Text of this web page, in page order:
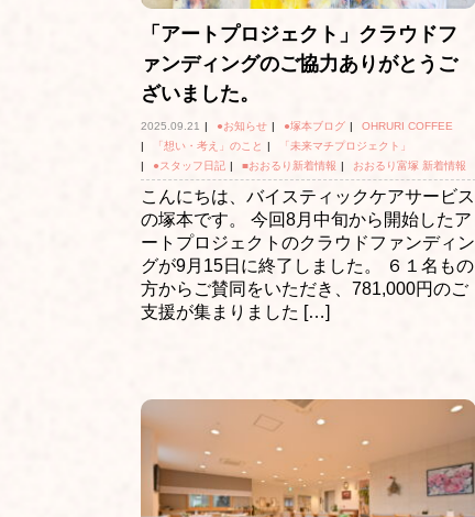
「アートプロジェクト」クラウドフ
ァンディングのご協力ありがとうご
ざいました。
2025.09.21 | ●お知らせ | ●塚本ブログ |
OHRURI COFFEE
|
「想い・考え」のこと |
「未来マチプロジェクト」
|
●スタッフ日記 | ■おおるり新着情報 | おおるり富塚 新着情報
こんにちは、バイスティックケアサービス
の塚本です。 今回8月中旬から開始したア
ートプロジェクトのクラウドファンディン
グが9月15日に終了しました。 ６１名もの
方からご賛同をいただき、781,000円のご
支援が集まりました […]